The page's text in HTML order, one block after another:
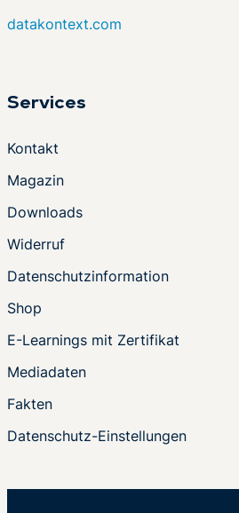
datakontext.com
Services
Kontakt
Magazin
Downloads
Widerruf
Datenschutzinformation
Shop
E-Learnings mit Zertifikat
Mediadaten
Fakten
Datenschutz-Einstellungen